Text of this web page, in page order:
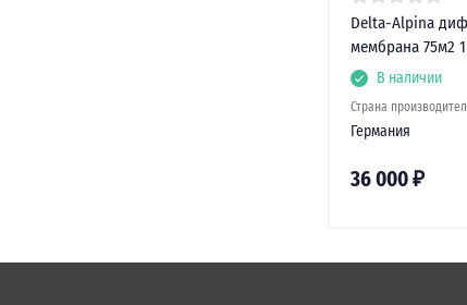
Delta-Alpina
мембрана 75м2
В наличии
Страна
Германия
36 000₽